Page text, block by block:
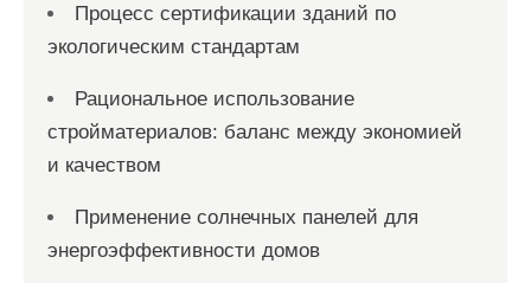
Процесс сертификации зданий по
экологическим стандартам
Рациональное использование
стройматериалов: баланс между экономией
и качеством
Применение солнечных панелей для
энергоэффективности домов